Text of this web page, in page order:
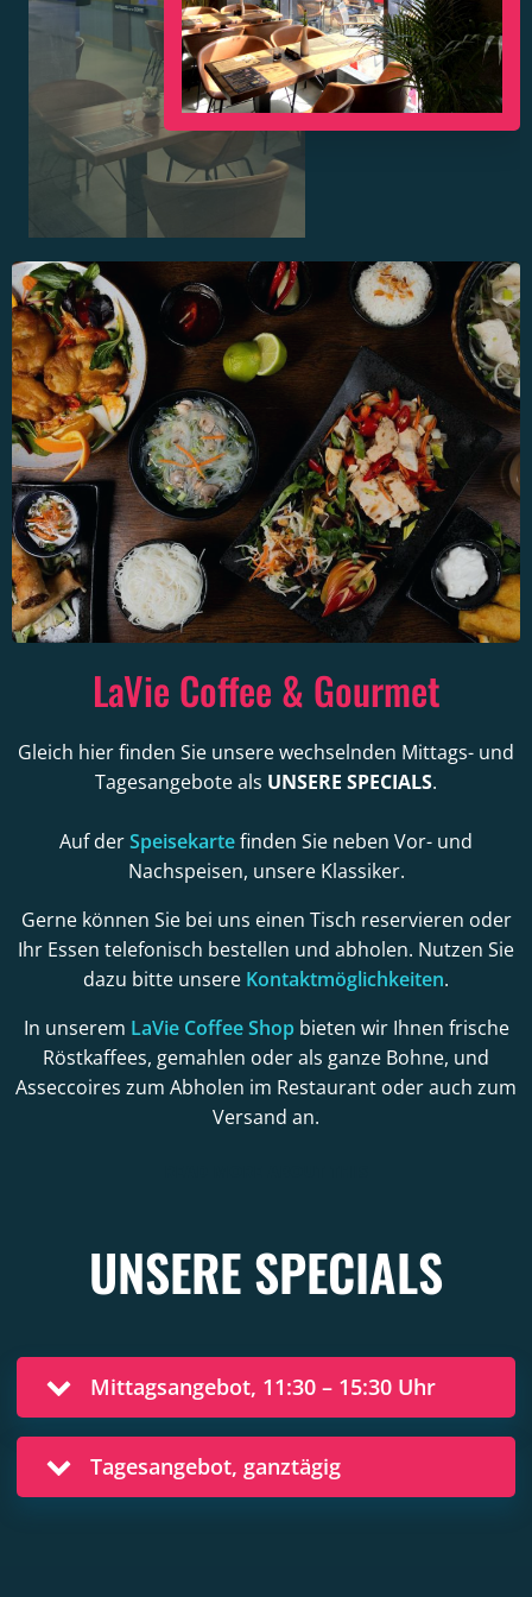
LaVie Coffee & Gourmet
Gleich hier finden Sie unsere wechselnden Mittags- und
Tagesangebote als UNSERE SPECIALS.
Auf derSpeisekartefinden Sie neben Vor- und
Nachspeisen, unsere Klassiker.
Gerne können Sie bei uns einen Tisch reservieren oder
Ihr Essen telefonisch bestellen und abholen. Nutzen Sie
dazu bitte unsere Kontaktmöglichkeiten.
In unserem LaVie Coffee Shop bieten wir Ihnen frische
Röstkaffees, gemahlen oder als ganze Bohne, und
Asseccoires zum Abholen im Restaurant oder auch zum
Versand an.
UNSERE SPECIALS
Mittagsangebot, 11:30 – 15:30 Uhr
Tagesangebot, ganztägig